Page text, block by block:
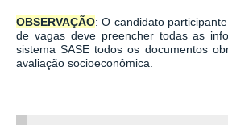
OBSERVAÇÃO: O candidato
de vagas deve preencher todas as
sistema SASE todos os documentos
avaliação socioeconômica.